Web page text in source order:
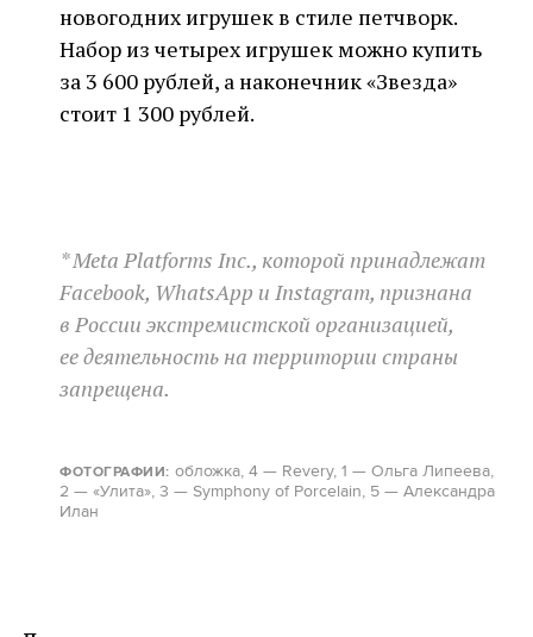
новогодних игрушек в стиле петчворк.
Набор из четырех игрушек можно купить
за 3 600 рублей, а наконечник «Звезда»
стоит 1 300 рублей.
* Meta Platforms Inc., которой принадлежат
Facebook, WhatsApp и Instagram, признана
в России экстремистской организацией,
ее деятельность на территории страны
запрещена.
ФОТОГРАФИИ: обложка, 4— Revery, 1 — Ольга Липеева,
2 — «Улита», 3 — Symphony of Porcelain, 5 — Александра
Илан